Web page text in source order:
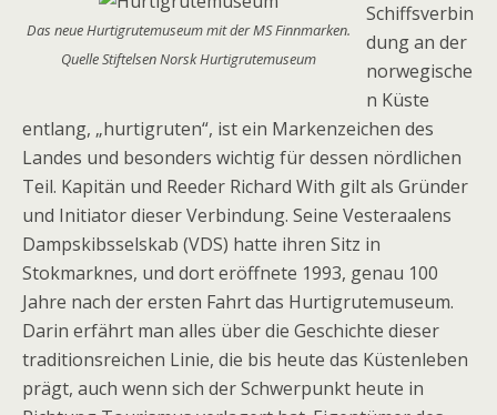
Das neue Hurtigrutemuseum mit der MS Finnmarken.
Quelle Stiftelsen Norsk Hurtigrutemuseum
Schiffsverbin
dung an der
norwegische
n Küste
entlang, „hurtigruten“, ist ein Markenzeichen des
Landes und besonders wichtig für dessen nördlichen
Teil. Kapitän und Reeder Richard With gilt als Gründer
und Initiator dieser Verbindung. Seine Vesteraalens
Dampskibsselskab (VDS) hatte ihren Sitz in
Stokmarknes, und dort eröffnete 1993, genau 100
Jahre nach der ersten Fahrt das Hurtigrutemuseum.
Darin erfährt man alles über die Geschichte dieser
traditionsreichen Linie, die bis heute das Küstenleben
prägt, auch wenn sich der Schwerpunkt heute in